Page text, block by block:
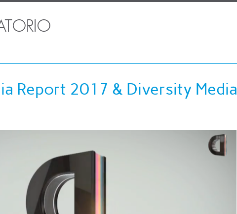
Report 2017 & Diversity Media